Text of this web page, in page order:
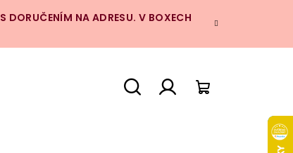
DORUČENÍM NA ADRESU. V BOXECH